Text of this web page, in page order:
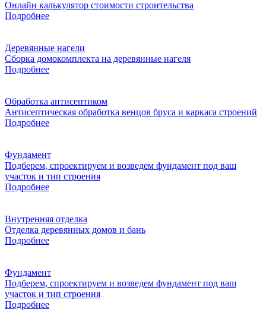
Онлайн калькулятор стоимости строительства
Подробнее
Деревянные нагели
Сборка домокомплекта на деревянные нагеля
Подробнее
Обработка антисептиком
Антисептическая обработка венцов бруса и каркаса строений
Подробнее
Фундамент
Подберем, спроектируем и возведем фундамент под ваш
участок и тип строения
Подробнее
Внутренняя отделка
Отделка деревянных домов и бань
Подробнее
Фундамент
Подберем, спроектируем и возведем фундамент под ваш
участок и тип строения
Подробнее